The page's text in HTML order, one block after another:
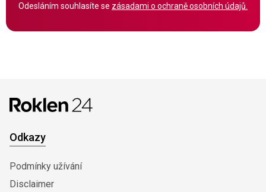
Odesláním souhlasíte se zásadami o ochraně osobních údajů.
Odkazy
Podmínky užívání
Disclaimer